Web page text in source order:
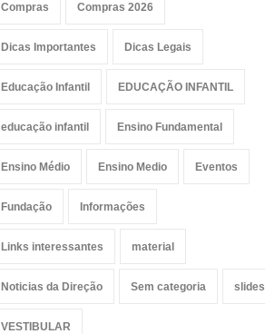
Compras Compras 2026
Dicas Importantes Dicas Legais
Educação Infantil EDUCAÇÃO INFANTIL
educação infantil Ensino Fundamental
Ensino Médio Ensino Medio Eventos
Fundação Informações
Links interessantes material
Noticias da Direção Sem categoria slides
VESTIBULAR